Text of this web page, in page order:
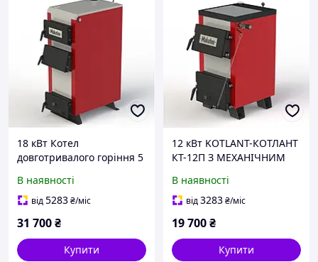
18 кВт Котел
довготривалого горіння 5
КМ-18 БАЗОВАЯ
КОМПЛЕКТАЦИЯ
В наявності
від5283₴/міс
31 700₴
Купити
12 кВт KOTLANT-КОТЛАНТ
КТ-12П З МЕХАНІЧНИМ
В наявності
від3283₴/міс
19 700₴
Купити